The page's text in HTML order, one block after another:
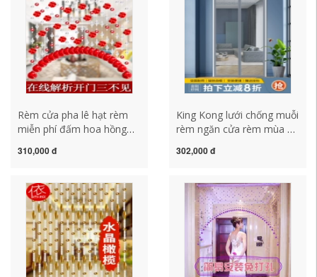
rem hat cuom
Rèm cửa pha lê hạt rèm
miễn phí đấm hoa hồng
phòng ngủ rèm phòng
nổi tiếng rèm treo mành
hạt nhựa
310,000 đ
King Kong lưới chống muỗi
rèm ngăn cửa rèm mùa hè
miễn phí đấm sợi từ tính
rèm pha lê cao cấp
302,000 đ